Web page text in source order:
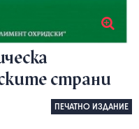
страни
ПЕЧАТНО ИЗДАНИЕ